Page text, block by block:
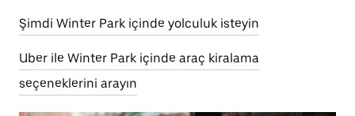
Şimdi Winter Park içinde yolculuk isteyin
Uber ile Winter Park içinde araç kiralama
seçeneklerini arayın